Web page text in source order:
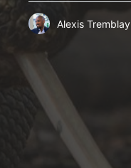
Alexis Tremblay